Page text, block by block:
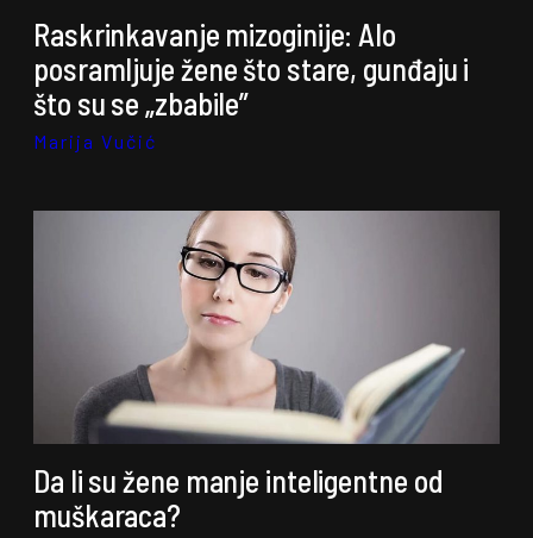
Raskrinkavanje mizoginije: Alo
posramljuje žene što stare, gunđaju i
što su se „zbabile”
Marija Vučić
Da li su žene manje inteligentne od
muškaraca?